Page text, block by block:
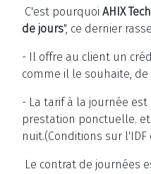
C'est pourquoi AHIX
de jours", ce dernier
- Il offre au client un
comme il le souhaite,
- La tarif à la journée
prestation ponctuelle.
nuit.(Conditions sur
Le contrat de journées